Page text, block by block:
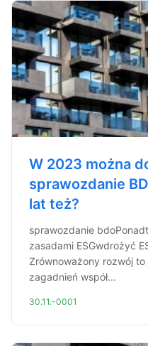
W 2023 można
sprawozdanie
lat też?
sprawozdanie
zasadami ESGwdrożyć
Zrównoważony rozwój
zagadnień współ...
30.11.-0001